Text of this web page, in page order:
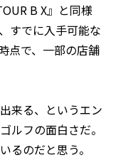
B X』と同様
すでに入手可能な
点で、一部の店舗
来る、というエン
ルフの面白さだ。
るのだと思う。